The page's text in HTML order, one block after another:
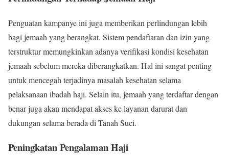
Penguatan kampanye ini juga memberikan perlindungan lebih
bagi jemaah yang berangkat. Sistem pendaftaran dan izin yang
terstruktur memungkinkan adanya verifikasi kondisi kesehatan
jemaah sebelum mereka diberangkatkan. Hal ini sangat penting
untuk mencegah terjadinya masalah kesehatan selama
pelaksanaan ibadah haji. Selain itu, jemaah yang terdaftar dengan
benar juga akan mendapat akses ke layanan darurat dan
dukungan selama berada di Tanah Suci.
Peningkatan Pengalaman Haji